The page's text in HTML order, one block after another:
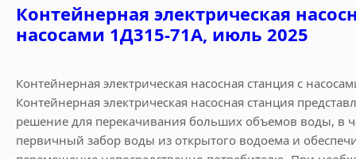
Контейнерная электрическая
насосами 1Д315-71А, июль 2025
Контейнерная электрическая насосная станция с
Контейнерная электрическая насосная станция
решение для перекачивания больших объемов воды, в
первичный забор воды из открытого водоема и